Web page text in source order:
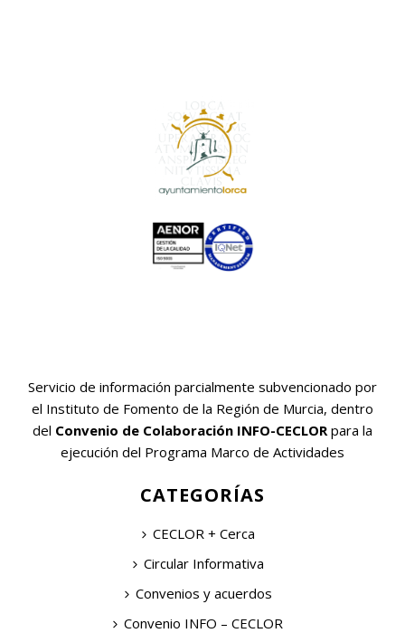
Servicio de información parcialmente subvencionado por
el Instituto de Fomento de la Región de Murcia, dentro
del Convenio de Colaboración INFO-CECLOR para la
ejecución del Programa Marco de Actividades
CATEGORÍAS
CECLOR + Cerca
Circular Informativa
Convenios y acuerdos
Convenio INFO – CECLOR